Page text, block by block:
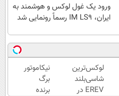
ورود یک غول لوکس و هوشمند به
ایران، IM LS9 رسماً رونمایی شد
لوکس‌ترین
شاسی‌بلند
EREV در
نیکاموتور
برگ
برنده